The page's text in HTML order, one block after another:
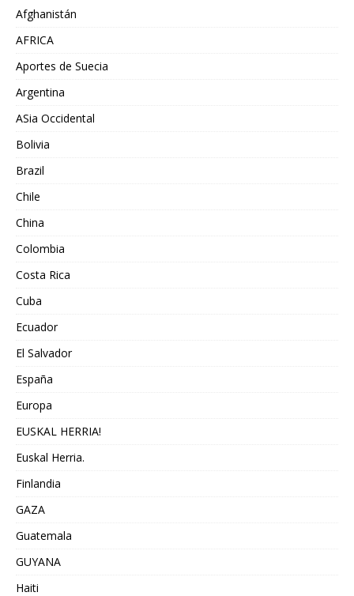
Afghanistán
AFRICA
Aportes de Suecia
Argentina
ASia Occidental
Bolivia
Brazil
Chile
China
Colombia
Costa Rica
Cuba
Ecuador
El Salvador
España
Europa
EUSKAL HERRIA!
Euskal Herria.
Finlandia
GAZA
Guatemala
GUYANA
Haiti